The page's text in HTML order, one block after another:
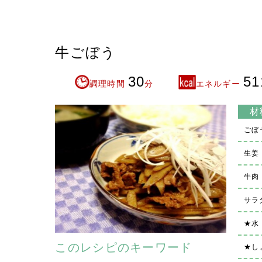
牛ごぼう
調理時間 30分 エネルギー
このレシピのキーワード
材
ごぼ
生姜
牛肉
サラ
★水
★し